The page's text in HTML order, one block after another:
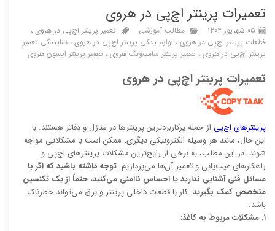
تعمیرات پرینتر اچ‌پی در هروی
۰۵ شهریور ۱۴۰۴ مطالب آموزشی تعمیر پرینتر اچ‌پی در هروی ،
قطعات پرینتر اچ‌پی در هروی ، لوازم یدکی پرینتر اچ‌پی در هروی ، نمایندگی تعمیر
پرینتر اچ‌پی در هروی ، تعمیر پرینتر سامسونگ هروی ، تعمیر پرینتر اپسون هروی
تعمیرات پرینتر اچ‌پی در هروی
پرینترهای اچ‌پی از جمله پرکاربردترین پرینترها در منازل و دفاتر هستند. با
این حال، مانند هر وسیله الکترونیکی دیگری، ممکن است با مشکلاتی مواجه
شوند. در این مطلب، به برخی از رایج‌ترین مشکلات پرینترهای اچ‌پی و
راهکارهای عیب‌یابی و تعمیر آن‌ها می‌پردازیم. توجه داشته باشید که اگر با
مسائل فنی آشنایی ندارید یا احساس ناامنی می‌کنید، حتماً از یک تکنسین
متخصص کمک بگیرید. کار با قطعات داخلی پرینتر و برق می‌تواند خطرناک
باشد.
۱. مشکلات مربوط به کاغذ: